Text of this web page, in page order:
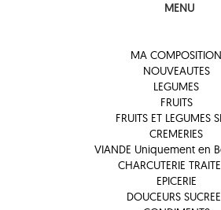
MENU
MA COMPOSITION
NOUVEAUTES
LEGUMES
FRUITS
FRUITS ET LEGUMES
CREMERIES
VIANDE Uniquement en
CHARCUTERIE
EPICERIE
DOUCEURS